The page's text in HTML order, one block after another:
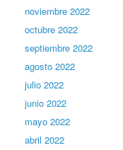
noviembre 2022
octubre 2022
septiembre 2022
agosto 2022
julio 2022
junio 2022
mayo 2022
abril 2022